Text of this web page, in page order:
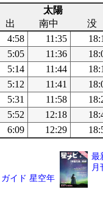
太陽
出 南中
没
4:58 11:35
5:05 11:36
5:14 11:44
5:12 11:41
5:31 11:58
5:52 12:18
6:09 12:29
イド 星空年
最
月